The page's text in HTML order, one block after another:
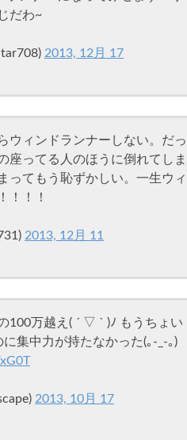
だわ~
2013, 12月 17
ウィンドランナーしない。だっ
座ってる人のほうに倒れてしま
ってもう恥ずかしい。一生ウィ
！！！
2013, 12月 11
100万越え( ´ ▽ ` )ﾉ もうちょい
集中力が持たなかった(｡-_-｡)
2013, 10月 17